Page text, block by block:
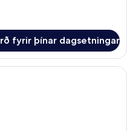
fyrir þínar dagsetningar
svefnherbergi, rúmföt úr egypskri